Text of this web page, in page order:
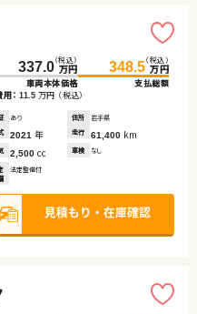
337.0（税込）
万円
車両本体価格
348.5（税込）
万円
支払総額
： 11.5 万円 （税込）
あり 住所
岩手県
2021 年 走行 61,400 km
2,500 cc 車検 なし
法定整備付